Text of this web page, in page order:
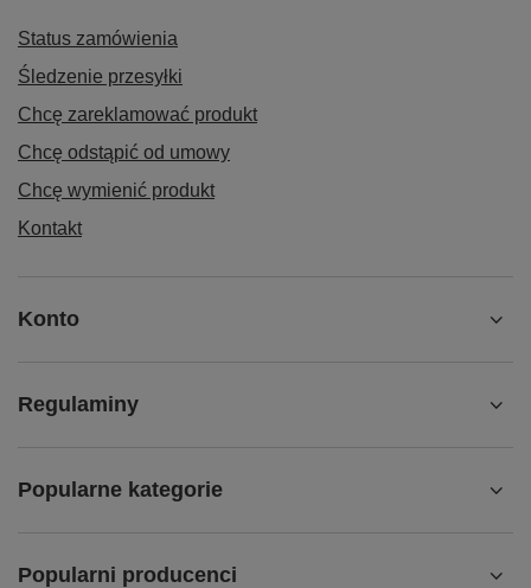
Status zamówienia
Śledzenie przesyłki
Chcę zareklamować produkt
Chcę odstąpić od umowy
Chcę wymienić produkt
Kontakt
Konto
Regulaminy
Popularne kategorie
Popularni producenci